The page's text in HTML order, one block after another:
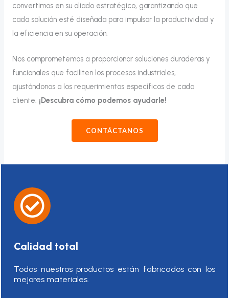
convertimos en su aliado estratégico, garantizando que
cada solución esté diseñada para impulsar la productividad y
la eficiencia en su operación.
Nos comprometemos a proporcionar soluciones duraderas y
funcionales que faciliten los procesos industriales,
ajustándonos a los requerimientos específicos de cada
cliente. ¡Descubra cómo podemos ayudarle!
CONTÁCTANOS
Calidad total
Todos nuestros productos están fabricados con los
mejores materiales.